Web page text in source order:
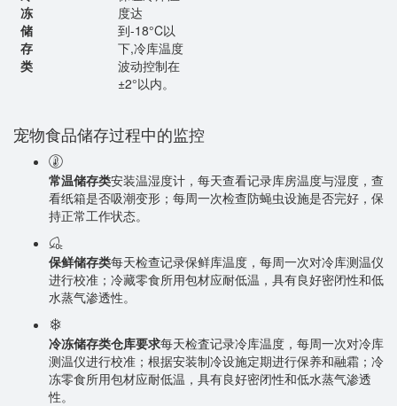
冻
储
存
类
度达
到-18°C以
下,冷库温度
波动控制在
±2°以内。
宠物食品储存过程中的监控
常温储存类安装温湿度计，每天查看记录库房温度与湿度，查
看纸箱是否吸潮变形；每周一次检查防蝇虫设施是否完好，保
持正常工作状态。
保鲜储存类每天检查记录保鲜库温度，每周一次对冷库测温仪
进行校准；冷藏零食所用包材应耐低温，具有良好密闭性和低
水蒸气渗透性。
冷冻储存类仓库要求每天检査记录冷库温度，每周一次对冷库
测温仪进行校准；根据安装制冷设施定期进行保养和融霜；冷
冻零食所用包材应耐低温，具有良好密闭性和低水蒸气渗透
性。